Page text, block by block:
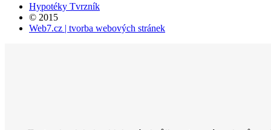
Hypotéky Tvrzník
© 2015
Web7.cz | tvorba webových stránek